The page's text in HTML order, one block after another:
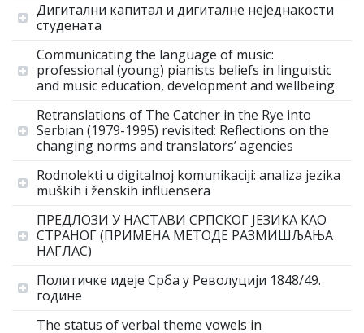
Дигитални капитал и дигиталне неједнакости
студената
Communicating the language of music:
professional (young) pianists beliefs in linguistic
and music education, development and wellbeing
Retranslations of The Catcher in the Rye into
Serbian (1979-1995) revisited: Reflections on the
changing norms and translators’ agencies
Rodnolekti u digitalnoj komunikaciji: analiza jezika
muških i ženskih influensera
ПРЕДЛОЗИ У НАСТАВИ СРПСКОГ ЈЕЗИКА КАО
СТРАНОГ (ПРИМЕНА МЕТОДЕ РАЗМИШЉАЊА
НАГЛАС)
Политичке идеје Срба у Револуцији 1848/49.
године
The status of verbal theme vowels in